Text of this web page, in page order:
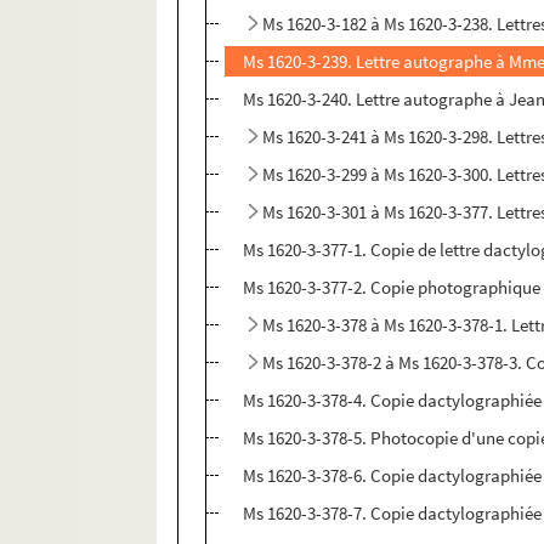
Ms 1620-3-182 à Ms 1620-3-238.
Ms 1620-3-239. Lettre autographe à
Ms 1620-3-240. Lettre autographe à
Ms 1620-3-241 à Ms 1620-3-298.
Ms 1620-3-299 à Ms 1620-3-300.
Ms 1620-3-301 à Ms 1620-3-377.
Ms 1620-3-377-1. Copie de lettre
Ms 1620-3-377-2. Copie
Ms 1620-3-378 à Ms 1620-3-378-1.
Ms 1620-3-378-2 à Ms 1620-3-378-3.
Ms 1620-3-378-4. Copie
Ms 1620-3-378-5. Photocopie d'une
Ms 1620-3-378-6. Copie
Ms 1620-3-378-7. Copie